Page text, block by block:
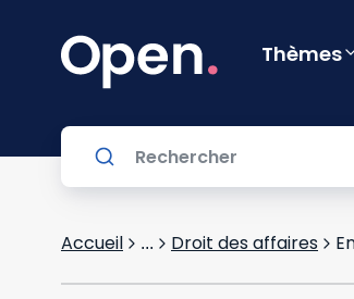
Thèmes
Accueil ... Droit des affaires